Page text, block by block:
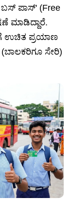
ಪಾಸ್' (Free
ಮಾಡಿದ್ದಾರೆ.
ಉಚಿತ ಪ್ರಯಾಣ
(ಬಾಲಕರಿಗೂ ಸೇರಿ)